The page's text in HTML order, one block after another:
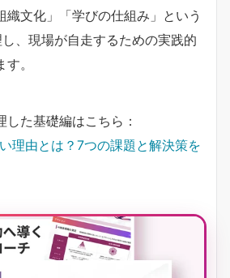
織文化」「学びの仕組み」という
、現場が自走するための実践的
。
た基礎編はこちら：
理由とは？7つの課題と解決策を